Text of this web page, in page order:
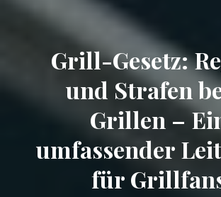
Grill-Gesetz:
und Strafen
Grillen –
umfassender
für